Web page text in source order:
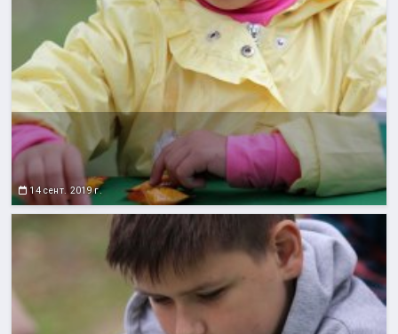
14 сент. 2019 г.